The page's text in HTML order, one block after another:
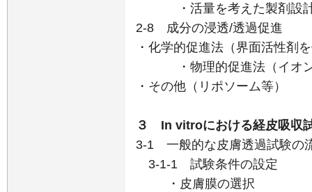
・活量を考えた製剤設
2-8 成分の浸透/透過促進
・化学的促進法（界面活性剤
・物理的促進法（イオン
・その他（リポソーム等）
３ In vitroにおける経皮吸収
3-1 一般的な皮膚透過試験の
3-1-1 試験条件の設定
・皮膚膜の選択